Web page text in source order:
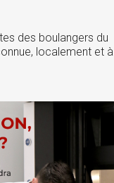
des boulangers du
localement et à